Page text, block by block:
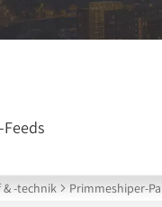
-technik Primmeshiper-